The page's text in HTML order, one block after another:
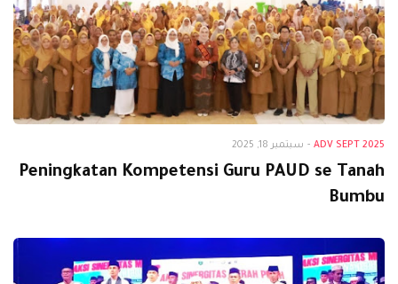
ADV SEPT 2025
- سبتمبر 18, 2025
Peningkatan Kompetensi Guru PAUD se Tanah
Bumbu